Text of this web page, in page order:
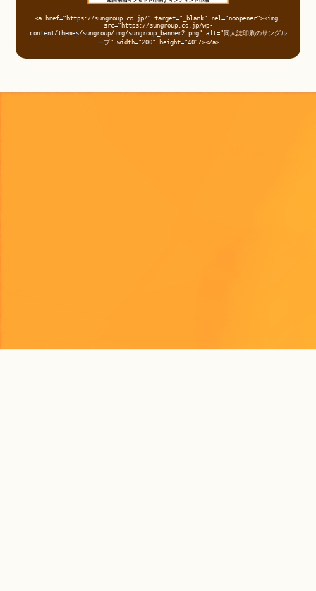
<a href="https://sungroup.co.jp/" target="_blank" rel="noopener"><img
src="https://sungroup.co.jp/wp-
content/themes/sungroup/img/sungroup_banner2.png" alt="同人誌印刷のサングル
ープ" width="200" height="40"/></a>